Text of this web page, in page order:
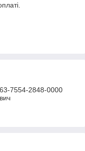
7554-2848-0000